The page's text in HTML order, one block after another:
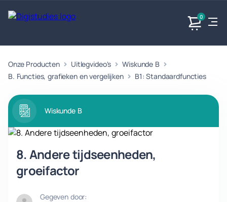
0
Exacte
vakken
Geen
vakken.
Taalvakken
Geen
vakken.
Maatschappijvakken
Geen vakken.
Onze Producten Uitlegvideo's
Wiskunde B
B. Functies, grafieken en vergelijken
B1: Standaardfuncties
Wiskunde B
8. Andere tijdseenheden,
groeifactor
Gegeven door: